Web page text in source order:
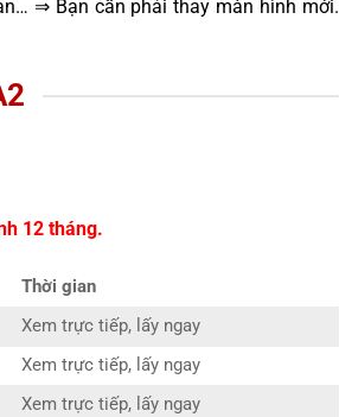
⇒ Bạn cần phải thay màn hình mới.
12 tháng.
Thời gian
Xem trực tiếp, lấy ngay
Xem trực tiếp, lấy ngay
Xem trực tiếp, lấy ngay